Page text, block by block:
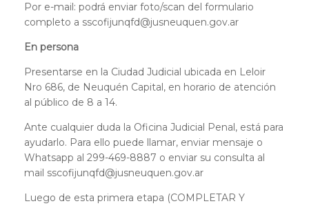
Por e-mail: podrá enviar foto/scan del formulario
completo a sscofijunqfd@jusneuquen.gov.ar
En persona
Presentarse en la Ciudad Judicial ubicada en Leloir
Nro 686, de Neuquén Capital, en horario de atención
al público de 8 a 14.
Ante cualquier duda la Oficina Judicial Penal, está para
ayudarlo. Para ello puede llamar, enviar mensaje o
Whatsapp al 299-469-8887 o enviar su consulta al
mail sscofijunqfd@jusneuquen.gov.ar
Luego de esta primera etapa (COMPLETAR Y